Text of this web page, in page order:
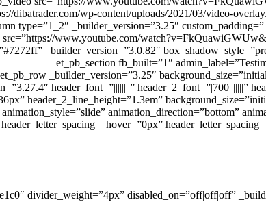
dibatrader.com/wp-content/uploads/2021/03/video-
locked=”off”][/et_pb_video][/et_pb_column][et_pb_column type=”1_2″ _builder_version=”3.25″
src=”https://www.youtube.com/
[/et_pb_video][/et_pb_column][/et_pb_row][/
custom_padding__hover=”|||”][et_pb_text _builder_version=”3.27.4″ header_font=”||||||||”
header_2_line_height=”1.3em”
animation_direction=”bottom”
header_letter_spacing__hover=”0px”
divider_weight=”4px”